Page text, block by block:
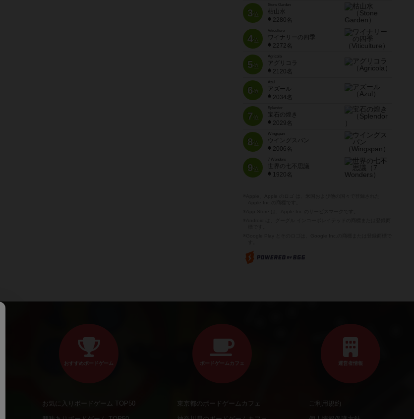
3位
Stone Garden
枯山水
2280名
4位
Viticulture
ワイナリーの四季
2272名
5位
Agricola
アグリコラ
2120名
6位
Azul
アズール
2034名
7位
宝石の煌き
2029名
8位
Wingspan
ウイングスパン
2006名
9位
7 Wonders
世界の七不思議
1920名
おすすめボードゲーム
お気に入りボードゲーム TOP50
ボードゲームカフェ
東京都のボードゲームカフェ
運営者情報
ご利用規約